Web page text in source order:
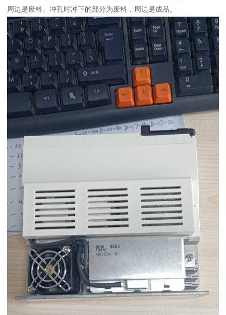
周边是废料。冲孔时冲下的部分为废料，周边是成品。